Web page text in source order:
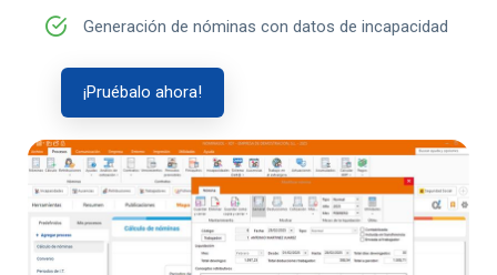
Generación de nóminas con datos de incapacidad
¡Pruébalo ahora!